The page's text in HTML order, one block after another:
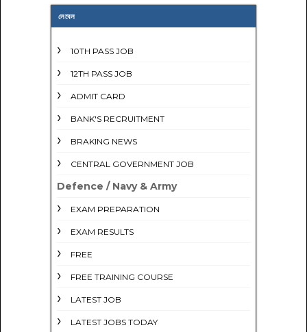
লেবেল
10TH PASS JOB
12TH PASS JOB
ADMIT CARD
BANK'S RECRUITMENT
BRAKING NEWS
CENTRAL GOVERNMENT JOB
Defence / Navy & Army
EXAM PREPARATION
EXAM RESULTS
FREE
FREE TRAINING COURSE
LATEST JOB
LATEST JOBS TODAY